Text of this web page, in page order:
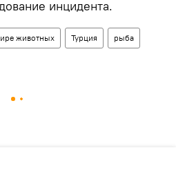
инцидента.
животных Турция рыба